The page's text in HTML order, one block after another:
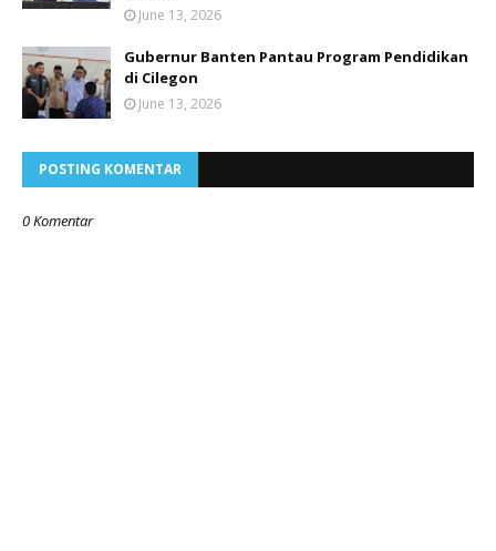
June 13, 2026
Gubernur Banten Pantau Program Pendidikan
di Cilegon
June 13, 2026
POSTING KOMENTAR
0 Komentar